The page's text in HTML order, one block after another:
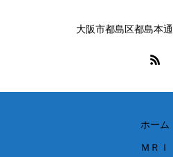
大阪市都島区都島本
ホーム
ＭＲＩ